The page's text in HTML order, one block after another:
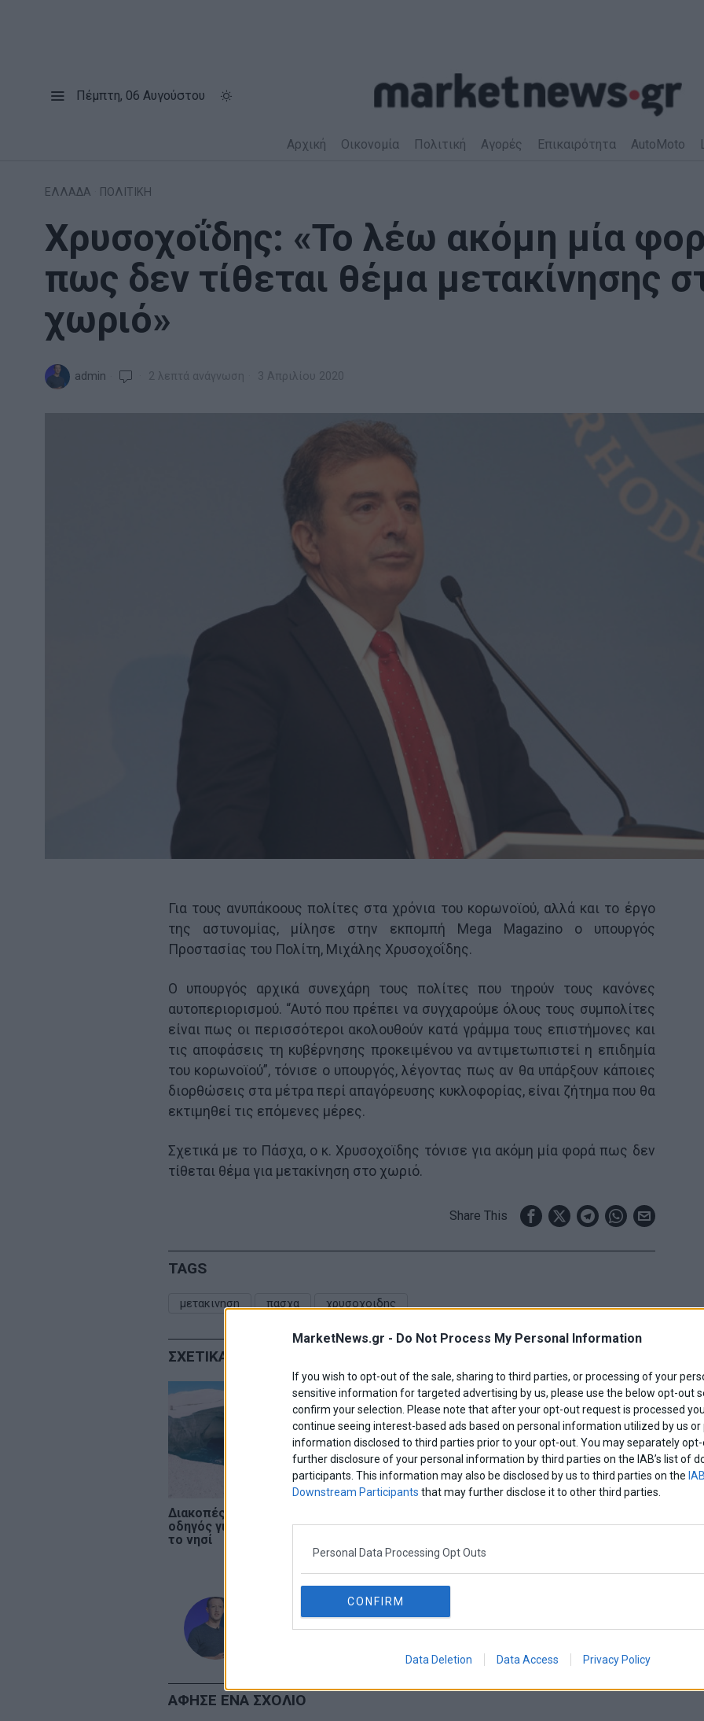
MarketNews.gr - Do Not Process My Personal Information
If you wish to opt-out of the sale, sharing to third parties, or processing of your
sensitive information for targeted advertising by us, please use the below opt-out
confirm your selection. Please note that after your opt-out request is processed
continue seeing interest-based ads based on personal information utilized by us or
information disclosed to third parties prior to your opt-out. You may separately
further disclosure of your personal information by third parties on the IAB’s list of
participants. This information may also be disclosed by us to third parties on the
Downstream Participants that may further disclose it to other third parties.
Personal Data Processing Opt Outs
CONFIRM
Data Deletion Data Access Privacy Policy
Πέμπτη, 06 Αυγούστου
Αρχική Οικονομία Πολιτική Αγορές Επικαιρότητα AutoMoto
ΕΛΛΑΔΑ ΠΟΛΙΤΙΚΗ
Χρυσοχοΐδης: «Το λέω ακόμη μία
πως δεν τίθεται θέμα μετακίνησης
χωριό»
admin 2 λεπτά ανάγνωση 3 Απριλίου 2020
Για τους ανυπάκοους πολίτες στα χρόνια του κορωνοϊού, αλλά και το έργο
της αστυνομίας, μίλησε στην εκπομπή Mega Magazino ο υπουργός
Προστασίας του Πολίτη, Μιχάλης Χρυσοχοΐδης.
Ο υπουργός αρχικά συνεχάρη τους πολίτες που τηρούν τους κανόνες
αυτοπεριορισμού. “Αυτό που πρέπει να συγχαρούμε όλους τους συμπολίτες
είναι πως οι περισσότεροι ακολουθούν κατά γράμμα τους επιστήμονες και
τις αποφάσεις τη κυβέρνησης προκειμένου να αντιμετωπιστεί η επιδημία
του κορωνοϊού”, τόνισε ο υπουργός, λέγοντας πως αν θα υπάρξουν κάποιες
διορθώσεις στα μέτρα περί απαγόρευσης κυκλοφορίας, είναι ζήτημα που θα
εκτιμηθεί τις επόμενες μέρες.
Σχετικά με το Πάσχα, ο κ. Χρυσοχοϊδης τόνισε για ακόμη μία φορά πως δεν
τίθεται θέμα για μετακίνηση στο χωριό.
Share This
TAGS
μετακινηση πασχα χρυσοχοιδης
ΣΧΕΤΙΚΑ ΑΡΘΡΑ
Διακοπές στη Μήλο: Ο
οδηγός για να δεις όλο
το νησί
2026: Η μεγάλη γιορτή
βιώσιμης μετακίνησης
και προτάσεις σε
ΑΦΗΣΕ ΕΝΑ ΣΧΟΛΙΟ